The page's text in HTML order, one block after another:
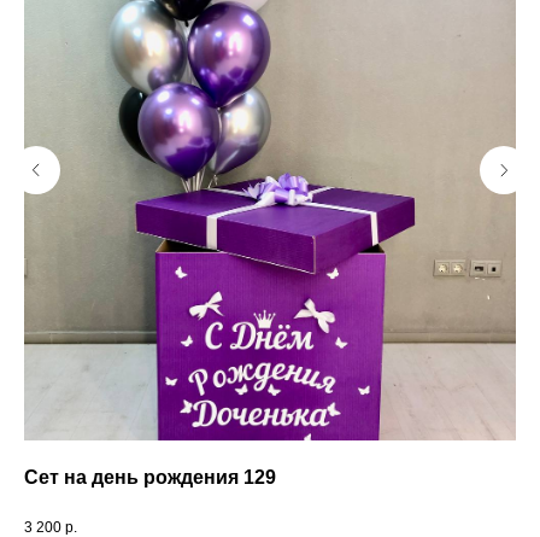
Сет на день рождения 129
3 200 р.